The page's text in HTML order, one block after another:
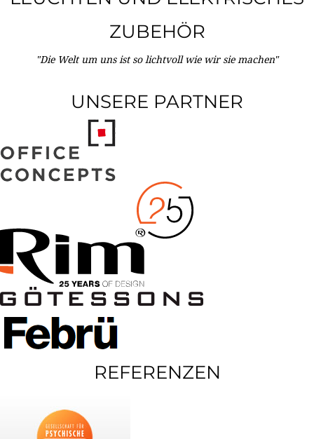
ZUBEHÖR
"Die Welt um uns ist so lichtvoll wie wir sie machen"
UNSERE PARTNER
REFERENZEN